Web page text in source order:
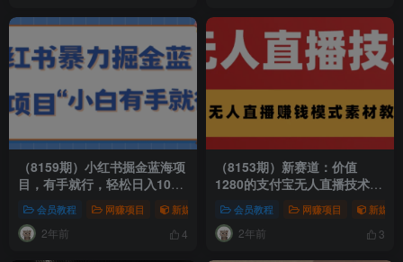
（8159期）小红书掘金蓝海项
目，有手就行，轻松日入1000
无上限（附新引流方法，违规
少）会员教程 网赚项目 新媒体项目 网赚项目
2年前 4
（8153期）新赛道：价值
1280的支付宝无人直播技术
+素材 花半小时就能学会
会员教程 网赚项目 新媒体
2年前 3